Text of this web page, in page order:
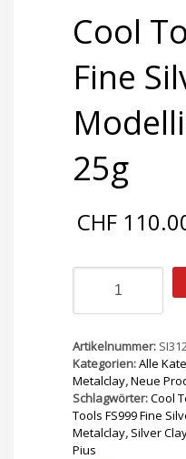
Cool
Fine
25g
CHF
Silver
Modelliermasse
25g
Menge
Artikelnummer:
Kategorien:Alle
Metalclay,Neue
Schlagwörter:Cool
Tools FS999 Fine
Metalclay, Silver
Pius